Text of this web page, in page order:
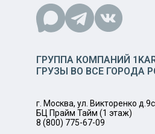
ГРУППА КОМПАНИЙ
ГРУЗЫ ВО ВСЕ ГОРОДА
г. Москва, ул. Викторенко
БЦ Прайм Тайм (1 этаж)
8 (800) 775-67-09